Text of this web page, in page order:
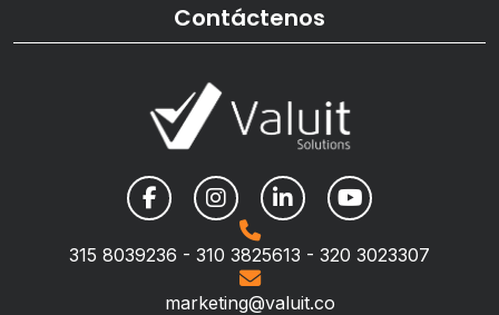
Contáctenos
315 8039236 - 310 3825613 - 320 3023307
marketing@valuit.co